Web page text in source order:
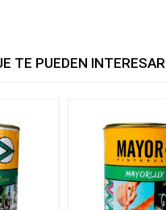
TE PUEDEN INTERESAR